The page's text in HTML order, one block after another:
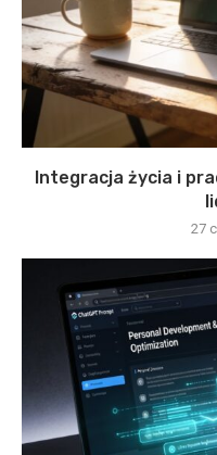
Integracja życia i
27